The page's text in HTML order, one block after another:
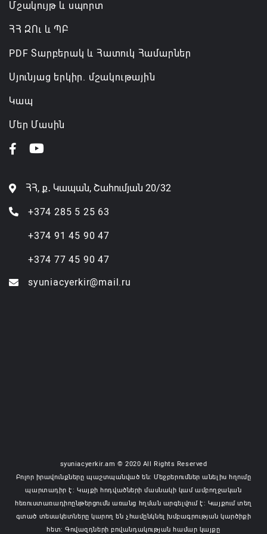
Մշակույթ և սպորտ
ՀՀ ԶՈւ և ՊԲ
PDF Տարբերակ և Հատուկ Համարներ
Սյունյաց երկիր. մշակութային
Կապ
Մեր Մասին
ՀՀ, ք․ Կապան, Շահումյան 20/32
+374 285 5 25 63
+374 91 45 90 47
+374 77 45 90 47
syuniacyerkir@mail.ru
syuniacyerkir.am © 2020 All Rights Reserved
Բոլոր իրավունքները պաշտպանված են: Մեջբերումներ անելիս հղումը
պարտադիր է: Կայքի հոդվածների մասնակի կամ ամբողջական
հեռուստառադիոընթերցումն առանց հղման արգելվում է: Կայքում տեղ
գտած տեսակետները կարող են չհամընկնել խմբագրության կարծիքի
հետ: Գովազդների բովանդակության համար կայքը